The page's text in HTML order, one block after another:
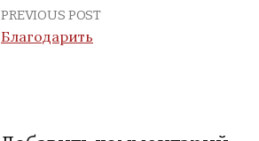
PREVIOUS POST
Благодарить